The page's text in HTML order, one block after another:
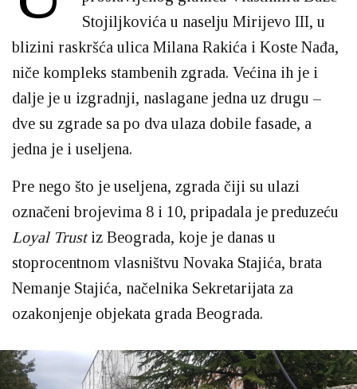
Stojiljkovića u naselju Mirijevo III, u
blizini raskršća ulica Milana Rakića i Koste Nađa,
niče kompleks stambenih zgrada. Većina ih je i
dalje je u izgradnji, naslagane jedna uz drugu –
dve su zgrade sa po dva ulaza dobile fasade, a
jedna je i useljena.
Pre nego što je useljena, zgrada čiji su ulazi
označeni brojevima 8 i 10, pripadala je preduzeću
Loyal Trustiz Beograda, koje je danas u
stoprocentnom vlasništvu Novaka Stajića, brata
Nemanje Stajića, načelnika Sekretarijata za
ozakonjenje objekata grada Beograda.